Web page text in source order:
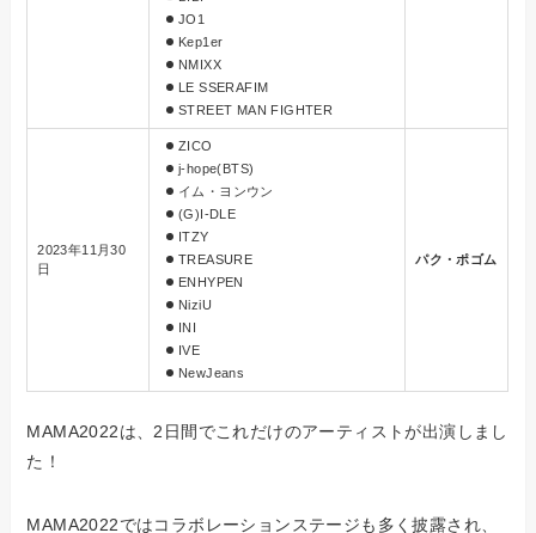
JO1
Kep1er
NMIXX
LE SSERAFIM
STREET MAN FIGHTER
2023年11月30
日
ZICO
j-hope(BTS)
イム・ヨンウン
(G)I-DLE
ITZY
TREASURE
ENHYPEN
NiziU
INI
IVE
NewJeans
パク・ポゴム
MAMA2022は、2日間でこれだけのアーティストが出演しまし
た！
MAMA2022ではコラボレーションステージも多く披露され、